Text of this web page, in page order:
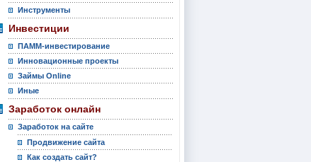
Инструменты
Инвестиции
ПАММ-инвестирование
Инновационные проекты
Займы Online
Иные
Заработок онлайн
Заработок на сайте
Продвижение сайта
Как создать сайт?